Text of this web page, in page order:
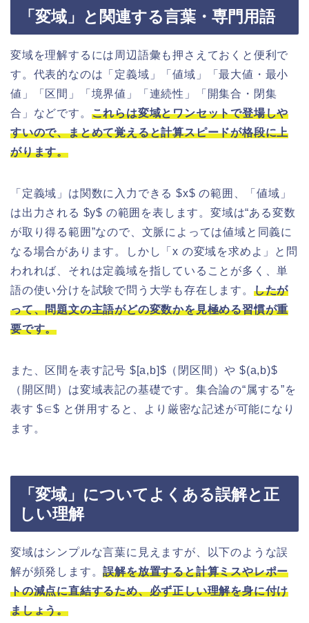
「変域」と関連する言葉・専門用語
変域を理解するには周辺語彙も押さえておくと便利で
す。代表的なのは「定義域」「値域」「最大値・最小
値」「区間」「境界値」「連続性」「開集合・閉集
合」などです。 これらは変域とワンセットで登場しや
すいので、まとめて覚えると計算スピードが格段に上
がります。
「定義域」は関数に入力できる $x$ の範囲、「値域」
は出力される $y$ の範囲を表します。変域は“ある変数
が取り得る範囲”なので、文脈によっては値域と同義に
なる場合があります。しかし「x の変域を求めよ」と問
われれば、それは定義域を指していることが多く、単
語の使い分けを試験で問う大学も存在します。 したが
って、問題文の主語がどの変数かを見極める習慣が重
要です。
また、区間を表す記号 $[a,b]$（閉区間）や $(a,b)$
（開区間）は変域表記の基礎です。集合論の“属する”を
表す $∈$ と併用すると、より厳密な記述が可能になり
ます。
「変域」についてよくある誤解と正
しい理解
変域はシンプルな言葉に見えますが、以下のような誤
解が頻発します。誤解を放置すると計算ミスやレポー
トの減点に直結するため、必ず正しい理解を身に付け
ましょう。